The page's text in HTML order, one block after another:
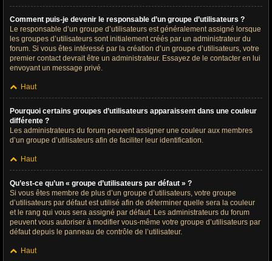
Comment puis-je devenir le responsable d’un groupe d’utilisateurs ?
Le responsable d’un groupe d’utilisateurs est généralement assigné lorsque
les groupes d’utilisateurs sont initialement créés par un administrateur du
forum. Si vous êtes intéressé par la création d’un groupe d’utilisateurs, votre
premier contact devrait être un administrateur. Essayez de le contacter en lui
envoyant un message privé.
Haut
Pourquoi certains groupes d’utilisateurs apparaissent dans une couleur
différente ?
Les administrateurs du forum peuvent assigner une couleur aux membres
d’un groupe d’utilisateurs afin de faciliter leur identification.
Haut
Qu’est-ce qu’un « groupe d’utilisateurs par défaut » ?
Si vous êtes membre de plus d’un groupe d’utilisateurs, votre groupe
d’utilisateurs par défaut est utilisé afin de déterminer quelle sera la couleur
et le rang qui vous sera assigné par défaut. Les administrateurs du forum
peuvent vous autoriser à modifier vous-même votre groupe d’utilisateurs par
défaut depuis le panneau de contrôle de l’utilisateur.
Haut